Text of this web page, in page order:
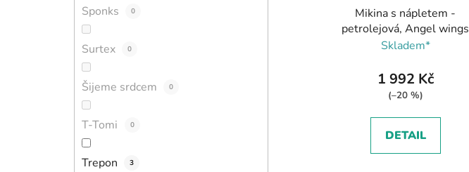
Sponks 0
Surtex 0
Šijeme srdcem 0
T-Tomi 0
Trepon 3
Mikina s nápletem -
petrolejová, Angel wings
Skladem*
1 992 Kč
(–20 %)
DETAIL